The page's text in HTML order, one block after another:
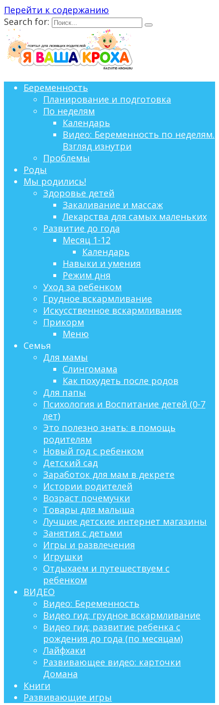
Перейти к содержанию
Search for:
Беременность
Планирование и подготовка
По неделям
Календарь
Видео: Беременность по неделям.
Взгляд изнутри
Проблемы
Роды
Мы родились!
Здоровье детей
Закаливание и массаж
Лекарства для самых маленьких
Развитие до года
Месяц 1-12
Календарь
Навыки и умения
Режим дня
Уход за ребенком
Грудное вскармливание
Искусственное вскармливание
Прикорм
Меню
Семья
Для мамы
Слингомама
Как похудеть после родов
Для папы
Психология и Воспитание детей (0-7
лет)
Это полезно знать: в помощь
родителям
Новый год с ребенком
Детский сад
Заработок для мам в декрете
Истории родителей
Возраст почемучки
Товары для малыша
Лучшие детские интернет магазины
Занятия с детьми
Игры и развлечения
Игрушки
Отдыхаем и путешествуем с
ребенком
ВИДЕО
Видео: Беременность
Видео гид: грудное вскармливание
Видео гид: развитие ребенка с
рождения до года (по месяцам)
Лайфхаки
Развивающее видео: карточки
Домана
Книги
Развивающие игры